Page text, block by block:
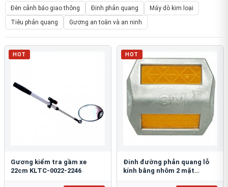
Đèn cảnh báo giao thông Đinh phản quang
Máy dò kim loại
Tiêu phản quang
Gương an toàn và an ninh
HOT
Gương kiểm tra gầm xe
22cm KLTC-0022-2246
HOT
Đinh đường phản quang lỗ
kính bằng nhôm 2 mặt